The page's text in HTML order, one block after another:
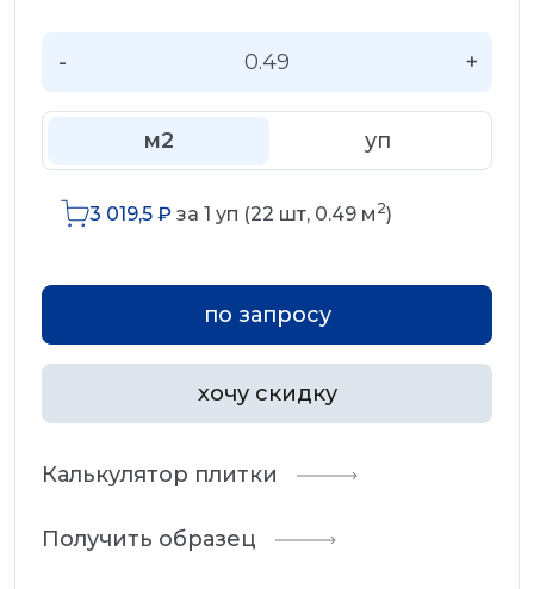
- +
м2 уп
3 019,5 ₽ за 1 уп (22 шт, 0.49 м 2)
по запросу
хочу скидку
Калькулятор плитки
Получить образец